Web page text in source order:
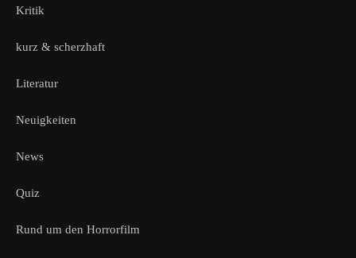
Kritik
kurz & scherzhaft
Literatur
Neuigkeiten
News
Quiz
Rund um den Horrorfilm